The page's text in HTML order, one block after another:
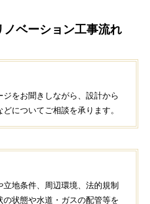
ノベーション工事流れ
ジをお聞きしながら、設計から
についてご相談を承ります。
地条件、周辺環境、法的規制
の状態や水道・ガスの配管等を